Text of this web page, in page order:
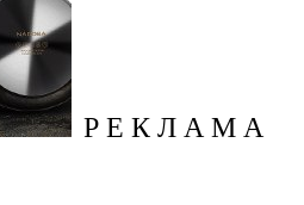
Р Е К Л А М А